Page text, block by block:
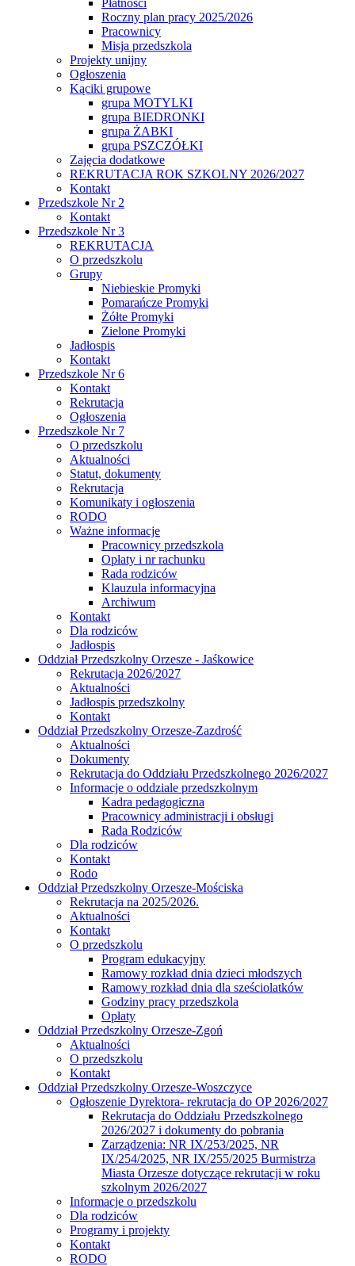
Płatności
Roczny plan pracy 2025/2026
Pracownicy
Misja przedszkola
Projekty unijny
Ogłoszenia
Kąciki grupowe
grupa MOTYLKI
grupa BIEDRONKI
grupa ŻABKI
grupa PSZCZÓŁKI
Zajęcia dodatkowe
REKRUTACJA ROK SZKOLNY 2026/2027
Kontakt
Przedszkole Nr 2
Kontakt
Przedszkole Nr 3
REKRUTACJA
O przedszkolu
Grupy
Niebieskie Promyki
Pomarańcze Promyki
Żółte Promyki
Zielone Promyki
Jadłospis
Kontakt
Przedszkole Nr 6
Kontakt
Rekrutacja
Ogłoszenia
Przedszkole Nr 7
O przedszkolu
Aktualności
Statut, dokumenty
Rekrutacja
Komunikaty i ogłoszenia
RODO
Ważne informacje
Pracownicy przedszkola
Opłaty i nr rachunku
Rada rodziców
Klauzula informacyjna
Archiwum
Kontakt
Dla rodziców
Jadłospis
Oddział Przedszkolny Orzesze - Jaśkowice
Rekrutacja 2026/2027
Aktualności
Jadłospis przedszkolny
Kontakt
Oddział Przedszkolny Orzesze-Zazdrość
Aktualności
Dokumenty
Rekrutacja do Oddziału Przedszkolnego 2026/2027
Informacje o oddziale przedszkolnym
Kadra pedagogiczna
Pracownicy administracji i obsługi
Rada Rodziców
Dla rodziców
Kontakt
Rodo
Oddział Przedszkolny Orzesze-Mościska
Rekrutacja na 2025/2026.
Aktualności
Kontakt
O przedszkolu
Program edukacyjny
Ramowy rozkład dnia dzieci młodszych
Ramowy rozkład dnia dla sześciolatków
Godziny pracy przedszkola
Opłaty
Oddział Przedszkolny Orzesze-Zgoń
Aktualności
O przedszkolu
Kontakt
Oddział Przedszkolny Orzesze-Woszczyce
Ogłoszenie Dyrektora- rekrutacja do OP 2026/2027
Rekrutacja do Oddziału Przedszkolnego
2026/2027 i dokumenty do pobrania
Zarządzenia: NR IX/253/2025, NR
IX/254/2025, NR IX/255/2025 Burmistrza
Miasta Orzesze dotyczące rekrutacji w roku
szkolnym 2026/2027
Informacje o przedszkolu
Dla rodziców
Programy i projekty
Kontakt
RODO